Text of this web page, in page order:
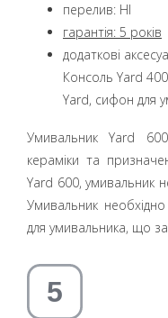
перелив: НІ
гарантія: 5 років
додаткові
Консоль Yard
Yard, сифон для
Умивальник Yard 600
кераміки та
Yard 600, умивальник
Умивальник
для умивальника, що